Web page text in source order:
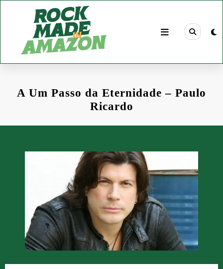
A Um Passo da Eternidade – Paulo
Ricardo